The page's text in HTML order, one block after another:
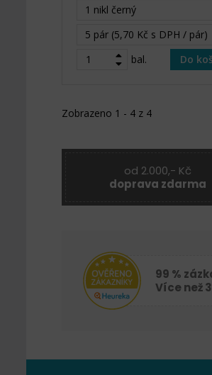
1 nikl černý
5 pár (5,70 Kč s DPH / pár)
bal.
Do
Zobrazeno 1 - 4 z 4
od 2.000,- Kč
doprava zdarma
99 %
Více než